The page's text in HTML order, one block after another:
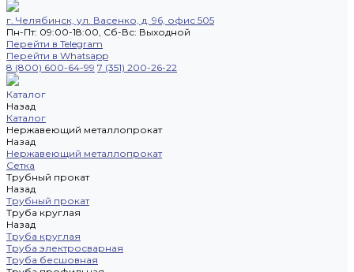
г. Челябинск, ул. Васенко, д. 96, офис 505
Пн-Пт: 09:00-18:00, Cб-Вс: Выходной
Перейти в Telegram
Перейти в Whatsapp
8 (800) 600-64-99 7 (351) 200-26-22
Каталог
Назад
Каталог
Нержавеющий металлопрокат
Назад
Нержавеющий металлопрокат
Сетка
Трубный прокат
Назад
Трубный прокат
Труба круглая
Назад
Труба круглая
Труба электросварная
Труба бесшовная